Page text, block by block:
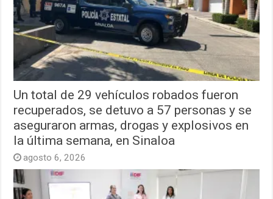
Un total de 29 vehículos robados fueron
recuperados, se detuvo a 57 personas y se
aseguraron armas, drogas y explosivos en
la última semana, en Sinaloa
agosto 6, 2026